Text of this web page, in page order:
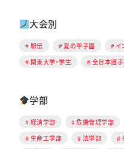
大会別
駅伝 夏の甲子園 イ
関東大学・学生
全日本選
学部
経済学部 危機管理学部
生産工学部
法学部